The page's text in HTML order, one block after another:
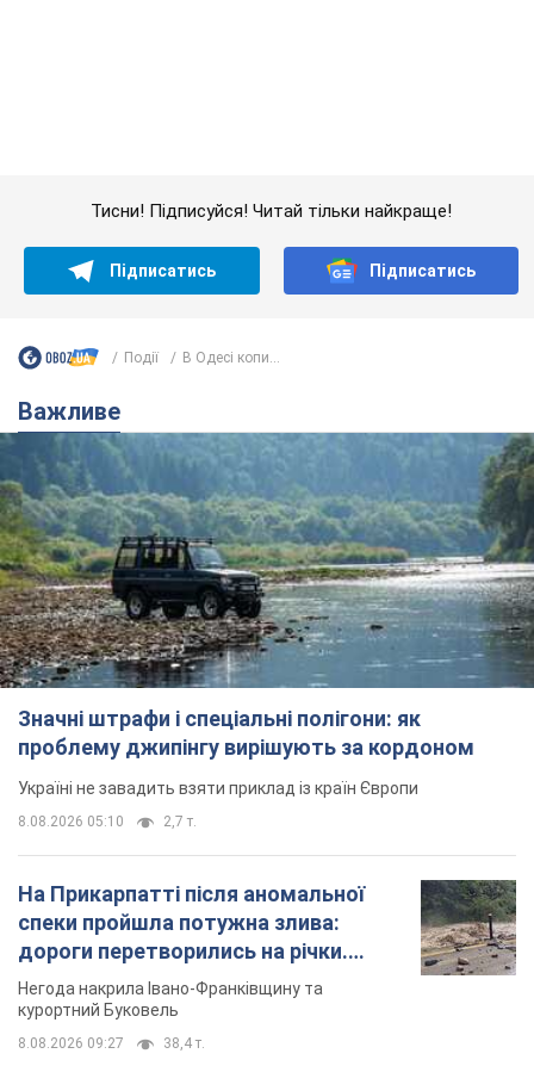
проблему джипінгу вирішують за кордоном
8.08.2026 05:10
На Прикарпатті після аномальної
спеки пройшла потужна злива:
дороги перетворились на річки.
Відео
Негода накрила Івано-Франківщину та
курортний Буковель
8.08.2026 09:27 38,4 т.
Жінці нарахували 729 тис. грн боргу
за газ через покази зіпсованого
лічильника: суддя ухвалив
неочікуване рішення
Чи треба платити борг через донарахування